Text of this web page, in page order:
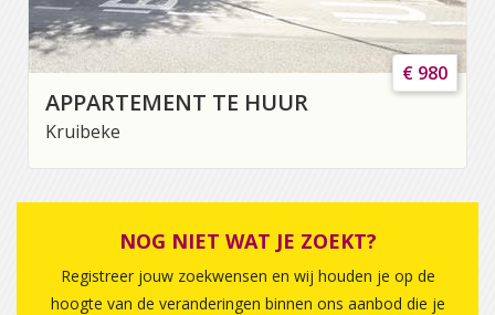
APPARTEMENT TE HUUR
Kruibeke
€ 980
NOG NIET WAT JE ZOEKT?
Registreer jouw zoekwensen en wij houden je op de
hoogte van de veranderingen binnen ons aanbod die je